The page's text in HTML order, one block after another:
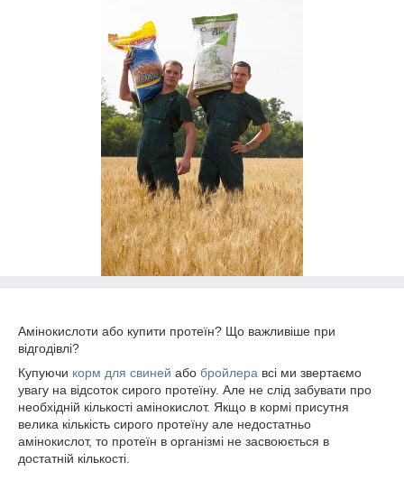
Амінокислоти або купити протеїн? Що важливіше при
відгодівлі?
Купуючи корм для свиней або бройлера всі ми звертаємо
увагу на відсоток сирого протеїну. Але не слід забувати про
необхідній кількості амінокислот. Якщо в кормі присутня
велика кількість сирого протеїну але недостатньо
амінокислот, то протеїн в організмі не засвоюється в
достатній кількості.